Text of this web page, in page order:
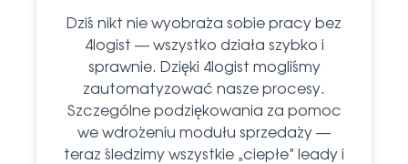
Dziś nikt nie wyobraża sobie pracy bez
4logist — wszystko działa szybko i
sprawnie. Dzięki 4logist mogliśmy
zautomatyzować nasze procesy.
Szczególne podziękowania za pomoc
we wdrożeniu modułu sprzedaży —
teraz śledzimy wszystkie „ciepłe” leady i